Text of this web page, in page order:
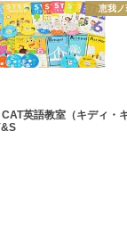
恵我ノ
英語教室（キディ・